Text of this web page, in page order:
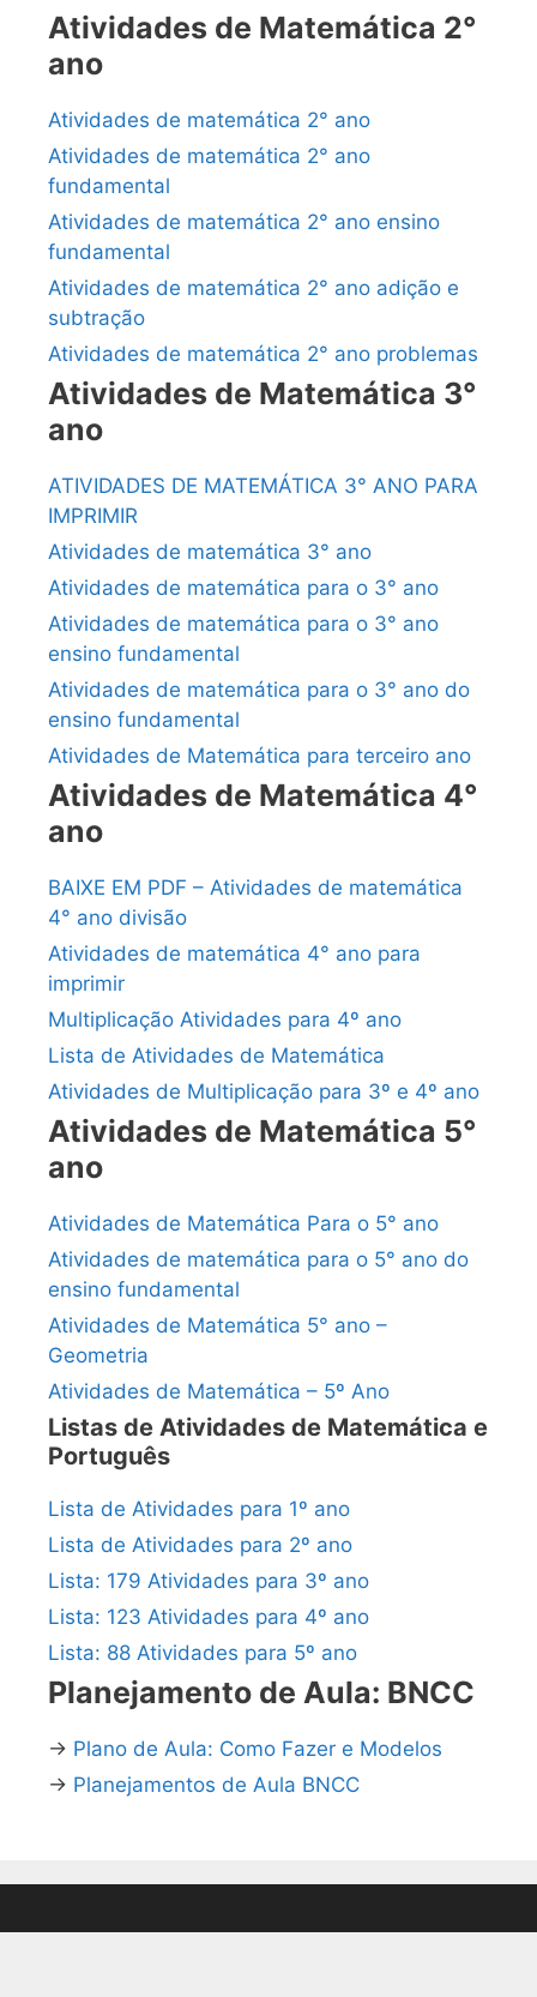
Atividades de Matemática 2°
ano
Atividades de matemática 2° ano
Atividades de matemática 2° ano
fundamental
Atividades de matemática 2° ano ensino
fundamental
Atividades de matemática 2° ano adição e
subtração
Atividades de matemática 2° ano problemas
Atividades de Matemática 3°
ano
ATIVIDADES DE MATEMÁTICA 3° ANO PARA
IMPRIMIR
Atividades de matemática 3° ano
Atividades de matemática para o 3° ano
Atividades de matemática para o 3° ano
ensino fundamental
Atividades de matemática para o 3° ano do
ensino fundamental
Atividades de Matemática para terceiro ano
Atividades de Matemática 4°
ano
BAIXE EM PDF – Atividades de matemática
4° ano divisão
Atividades de matemática 4° ano para
imprimir
Multiplicação Atividades para 4º ano
Lista de Atividades de Matemática
Atividades de Multiplicação para 3º e 4º ano
Atividades de Matemática 5°
ano
Atividades de Matemática Para o 5° ano
Atividades de matemática para o 5° ano do
ensino fundamental
Atividades de Matemática 5° ano –
Geometria
Atividades de Matemática – 5º Ano
Listas de Atividades de Matemática e
Português
Lista de Atividades para 1º ano
Lista de Atividades para 2º ano
Lista: 179 Atividades para 3º ano
Lista: 123 Atividades para 4º ano
Lista: 88 Atividades para 5º ano
Planejamento de Aula: BNCC
→ Plano de Aula: Como Fazer e Modelos
→ Planejamentos de Aula BNCC